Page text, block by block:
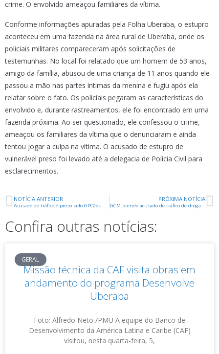
crime. O envolvido ameaçou familiares da vítima.
Conforme informações apuradas pela Folha Uberaba, o estupro
aconteceu em uma fazenda na área rural de Uberaba, onde os
policiais militares compareceram após solicitações de
testemunhas. No local foi relatado que um homem de 53 anos,
amigo da família, abusou de uma criança de 11 anos quando ele
passou a mão nas partes íntimas da menina e fugiu após ela
relatar sobre o fato. Os policiais pegaram as características do
envolvido e, durante rastreamentos, ele foi encontrado em uma
fazenda próxima. Ao ser questionado, ele confessou o crime,
ameaçou os familiares da vítima que o denunciaram e ainda
tentou jogar a culpa na vítima. O acusado de estupro de
vulnerável preso foi levado até a delegacia de Polícia Civil para
esclarecimentos.
NOTÍCIA ANTERIOR
Acusado de tráfico é preso pelo GPCães no Chica Ferreira
PRÓXIMA NOTÍCIA
GCM prende acusado de tráfico de drogas no Universitário
Confira outras notícias:
GERAL
Missão técnica da CAF visita obras em
andamento do programa Desenvolve
Uberaba
Foto: Alfredo Neto /PMU A equipe do Banco de
Desenvolvimento da América Latina e Caribe (CAF)
visitou, nesta quarta-feira, 5,